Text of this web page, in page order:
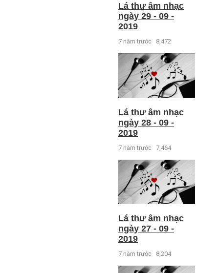
Lá thư âm nhạc
ngày 29 - 09 -
2019
7 năm trước 8,472
Lá thư âm nhạc
ngày 28 - 09 -
2019
7 năm trước 7,464
Lá thư âm nhạc
ngày 27 - 09 -
2019
7 năm trước 8,204